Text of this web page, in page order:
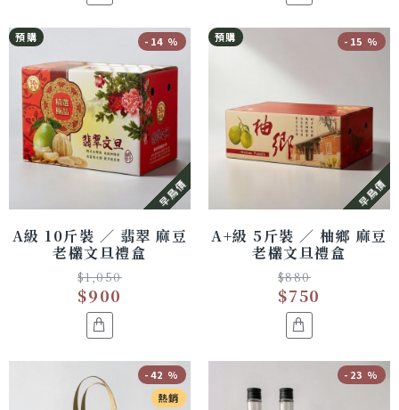
預購
早鳥價
-14 %
A級 10斤裝 ／ 翡翠 麻豆
老欉文旦禮盒
$900
$1,050
預購
早鳥價
-15 %
A+級 5斤裝 ／ 柚鄉 麻豆
老欉文旦禮盒
$750
$880
熱銷
-42 % -23 %